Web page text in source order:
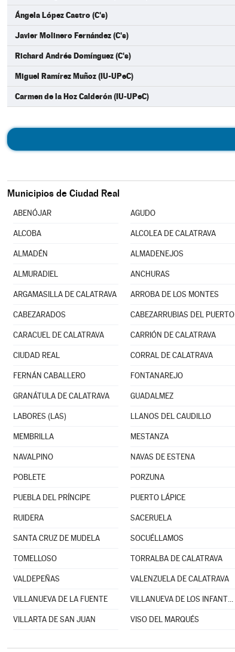
Ángela López Castro (C's)
Javier Molinero Fernández (C's)
Richard Andrés Domínguez (C's)
Miguel Ramírez Muñoz (IU-UPeC)
Carmen de la Hoz Calderón (IU-UPeC)
Municipios de Ciudad Real
ABENÓJAR AGUDO
ALCOBA ALCOLEA DE CALATRAVA
ALMADÉN ALMADENEJOS
ALMURADIEL ANCHURAS
ARGAMASILLA DE CALATRAVA ARROBA DE LOS MONTES
CABEZARADOS CABEZARRUBIAS DEL PUERTO
CARACUEL DE CALATRAVA CARRIÓN DE CALATRAVA
CIUDAD REAL CORRAL DE CALATRAVA
FERNÁN CABALLERO FONTANAREJO
GRANÁTULA DE CALATRAVA GUADALMEZ
LABORES (LAS) LLANOS DEL CAUDILLO
MEMBRILLA MESTANZA
NAVALPINO NAVAS DE ESTENA
POBLETE PORZUNA
PUEBLA DEL PRÍNCIPE PUERTO LÁPICE
RUIDERA SACERUELA
SANTA CRUZ DE MUDELA SOCUÉLLAMOS
TOMELLOSO TORRALBA DE CALATRAVA
VALDEPEÑAS VALENZUELA DE CALATRAVA
VILLANUEVA DE LA FUENTE VILLANUEVA DE LOS INFANTES
VILLARTA DE SAN JUAN VISO DEL MARQUÉS